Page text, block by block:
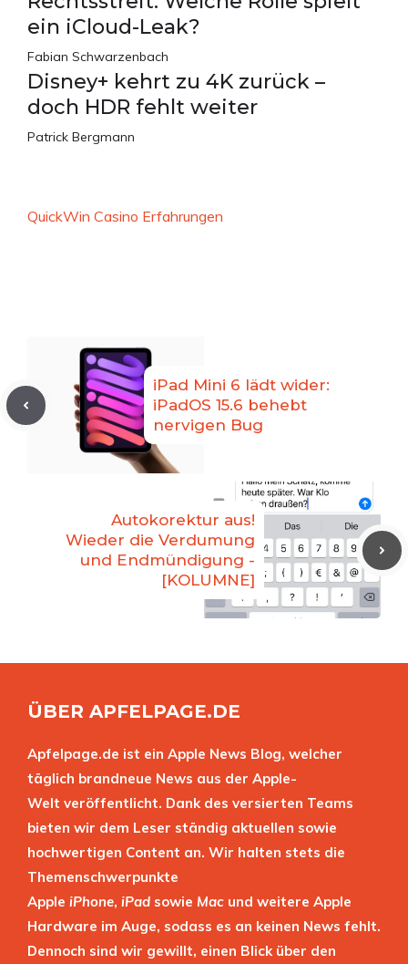
ein iCloud-Leak?
Fabian Schwarzenbach
Disney+ kehrt zu 4K zurück –
doch HDR fehlt weiter
Patrick Bergmann
QuickWin Casino Erfahrungen
iPad Mini 6 lädt wider:
iPadOS 15.6 behebt
nervigen Bug
Autokorektur aus!
Wieder die Verdumung
und Endmündigung -
[KOLUMNE]
ÜBER APFELPAGE.DE
Apfelpage.de ist ein Apple News Blog, welcher
täglich brandneue News aus der Apple-
Welt veröffentlicht. Dank des versierten Teams
bieten wir dem Leser ständig aktuellen sowie
hochwertigen Content an. Wir halten stets die
Themenschwerpunkte
Apple iPhone, iPad sowie Mac und weitere Apple
Hardware im Auge, sodass es an keinen News fehlt.
Dennoch sind wir gewillt, einen Blick über den